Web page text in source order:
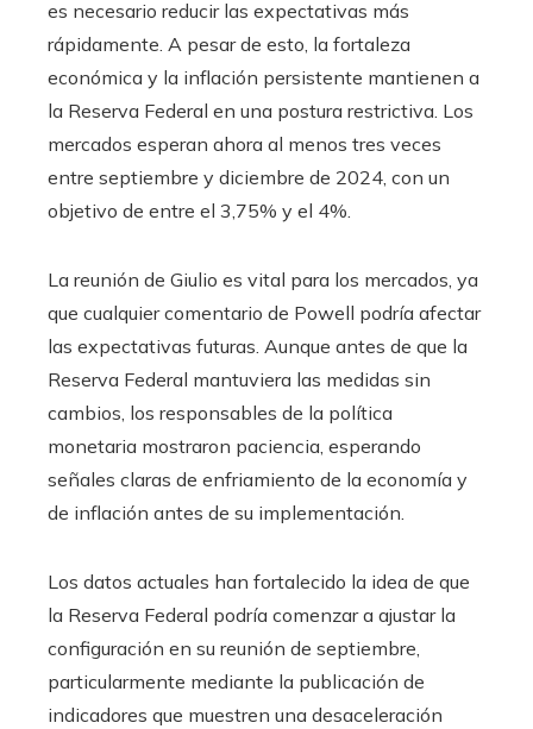
es necesario reducir las expectativas más
rápidamente. A pesar de esto, la fortaleza
económica y la inflación persistente mantienen a
la Reserva Federal en una postura restrictiva. Los
mercados esperan ahora al menos tres veces
entre septiembre y diciembre de 2024, con un
objetivo de entre el 3,75% y el 4%.
La reunión de Giulio es vital para los mercados, ya
que cualquier comentario de Powell podría afectar
las expectativas futuras. Aunque antes de que la
Reserva Federal mantuviera las medidas sin
cambios, los responsables de la política
monetaria mostraron paciencia, esperando
señales claras de enfriamiento de la economía y
de inflación antes de su implementación.
Los datos actuales han fortalecido la idea de que
la Reserva Federal podría comenzar a ajustar la
configuración en su reunión de septiembre,
particularmente mediante la publicación de
indicadores que muestren una desaceleración